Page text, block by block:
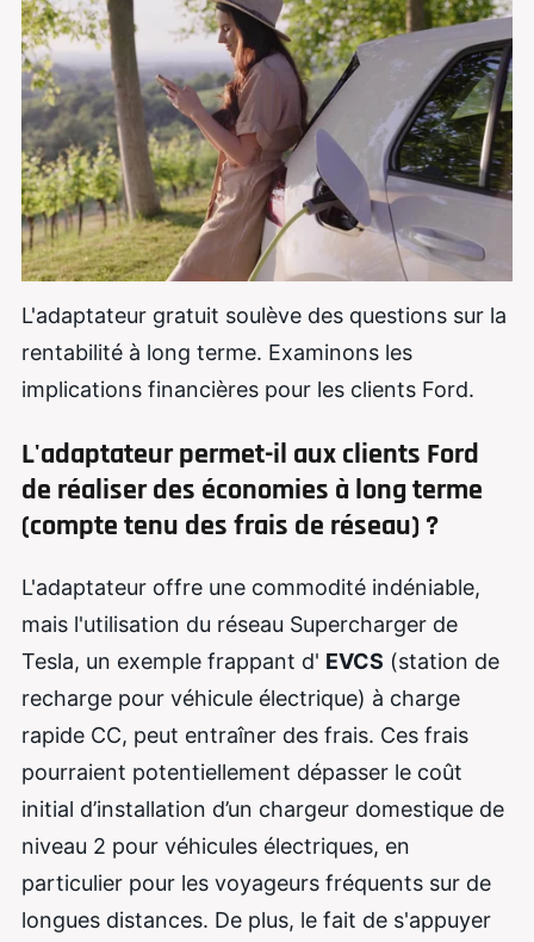
L'adaptateur gratuit soulève des questions sur la
rentabilité à long terme. Examinons les
implications financières pour les clients Ford.
L'adaptateur permet-il aux clients Ford
de réaliser des économies à long terme
(compte tenu des frais de réseau) ?
L'adaptateur offre une commodité indéniable,
mais l'utilisation du réseau Supercharger de
Tesla, un exemple frappant d' EVCS (station de
recharge pour véhicule électrique) à charge
rapide CC, peut entraîner des frais. Ces frais
pourraient potentiellement dépasser le coût
initial d’installation d’un chargeur domestique de
niveau 2 pour véhicules électriques, en
particulier pour les voyageurs fréquents sur de
longues distances. De plus, le fait de s'appuyer